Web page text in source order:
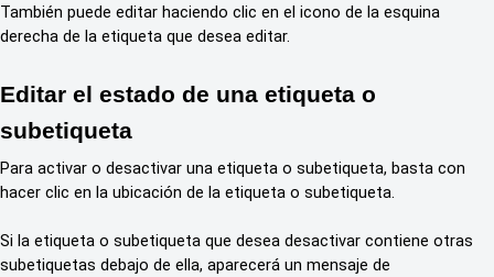
También puede editar haciendo clic en el icono de la esquina
derecha de la etiqueta que desea editar.
Editar el estado de una etiqueta o
subetiqueta
Para activar o desactivar una etiqueta o subetiqueta, basta con
hacer clic en la ubicación de la etiqueta o subetiqueta.
Si la etiqueta o subetiqueta que desea desactivar contiene otras
subetiquetas debajo de ella, aparecerá un mensaje de